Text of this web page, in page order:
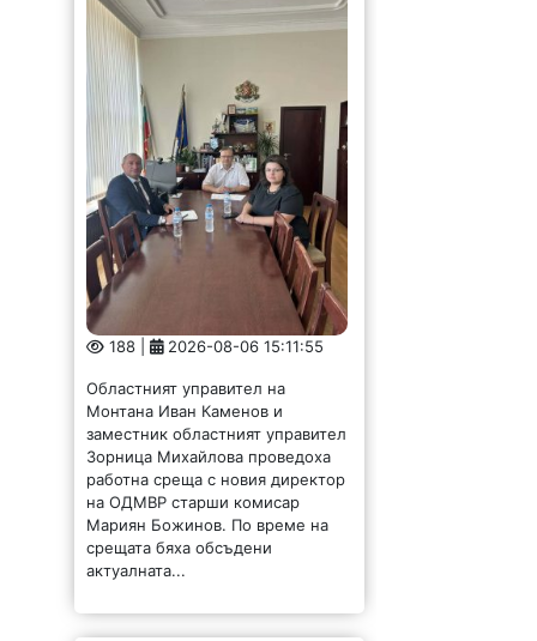
188 | 2026-08-06 15:11:55
Областният управител на
Монтана Иван Каменов и
заместник областният управител
Зорница Михайлова проведоха
работна среща с новия директор
на ОДМВР старши комисар
Мариян Божинов. По време на
срещата бяха обсъдени
актуалната...